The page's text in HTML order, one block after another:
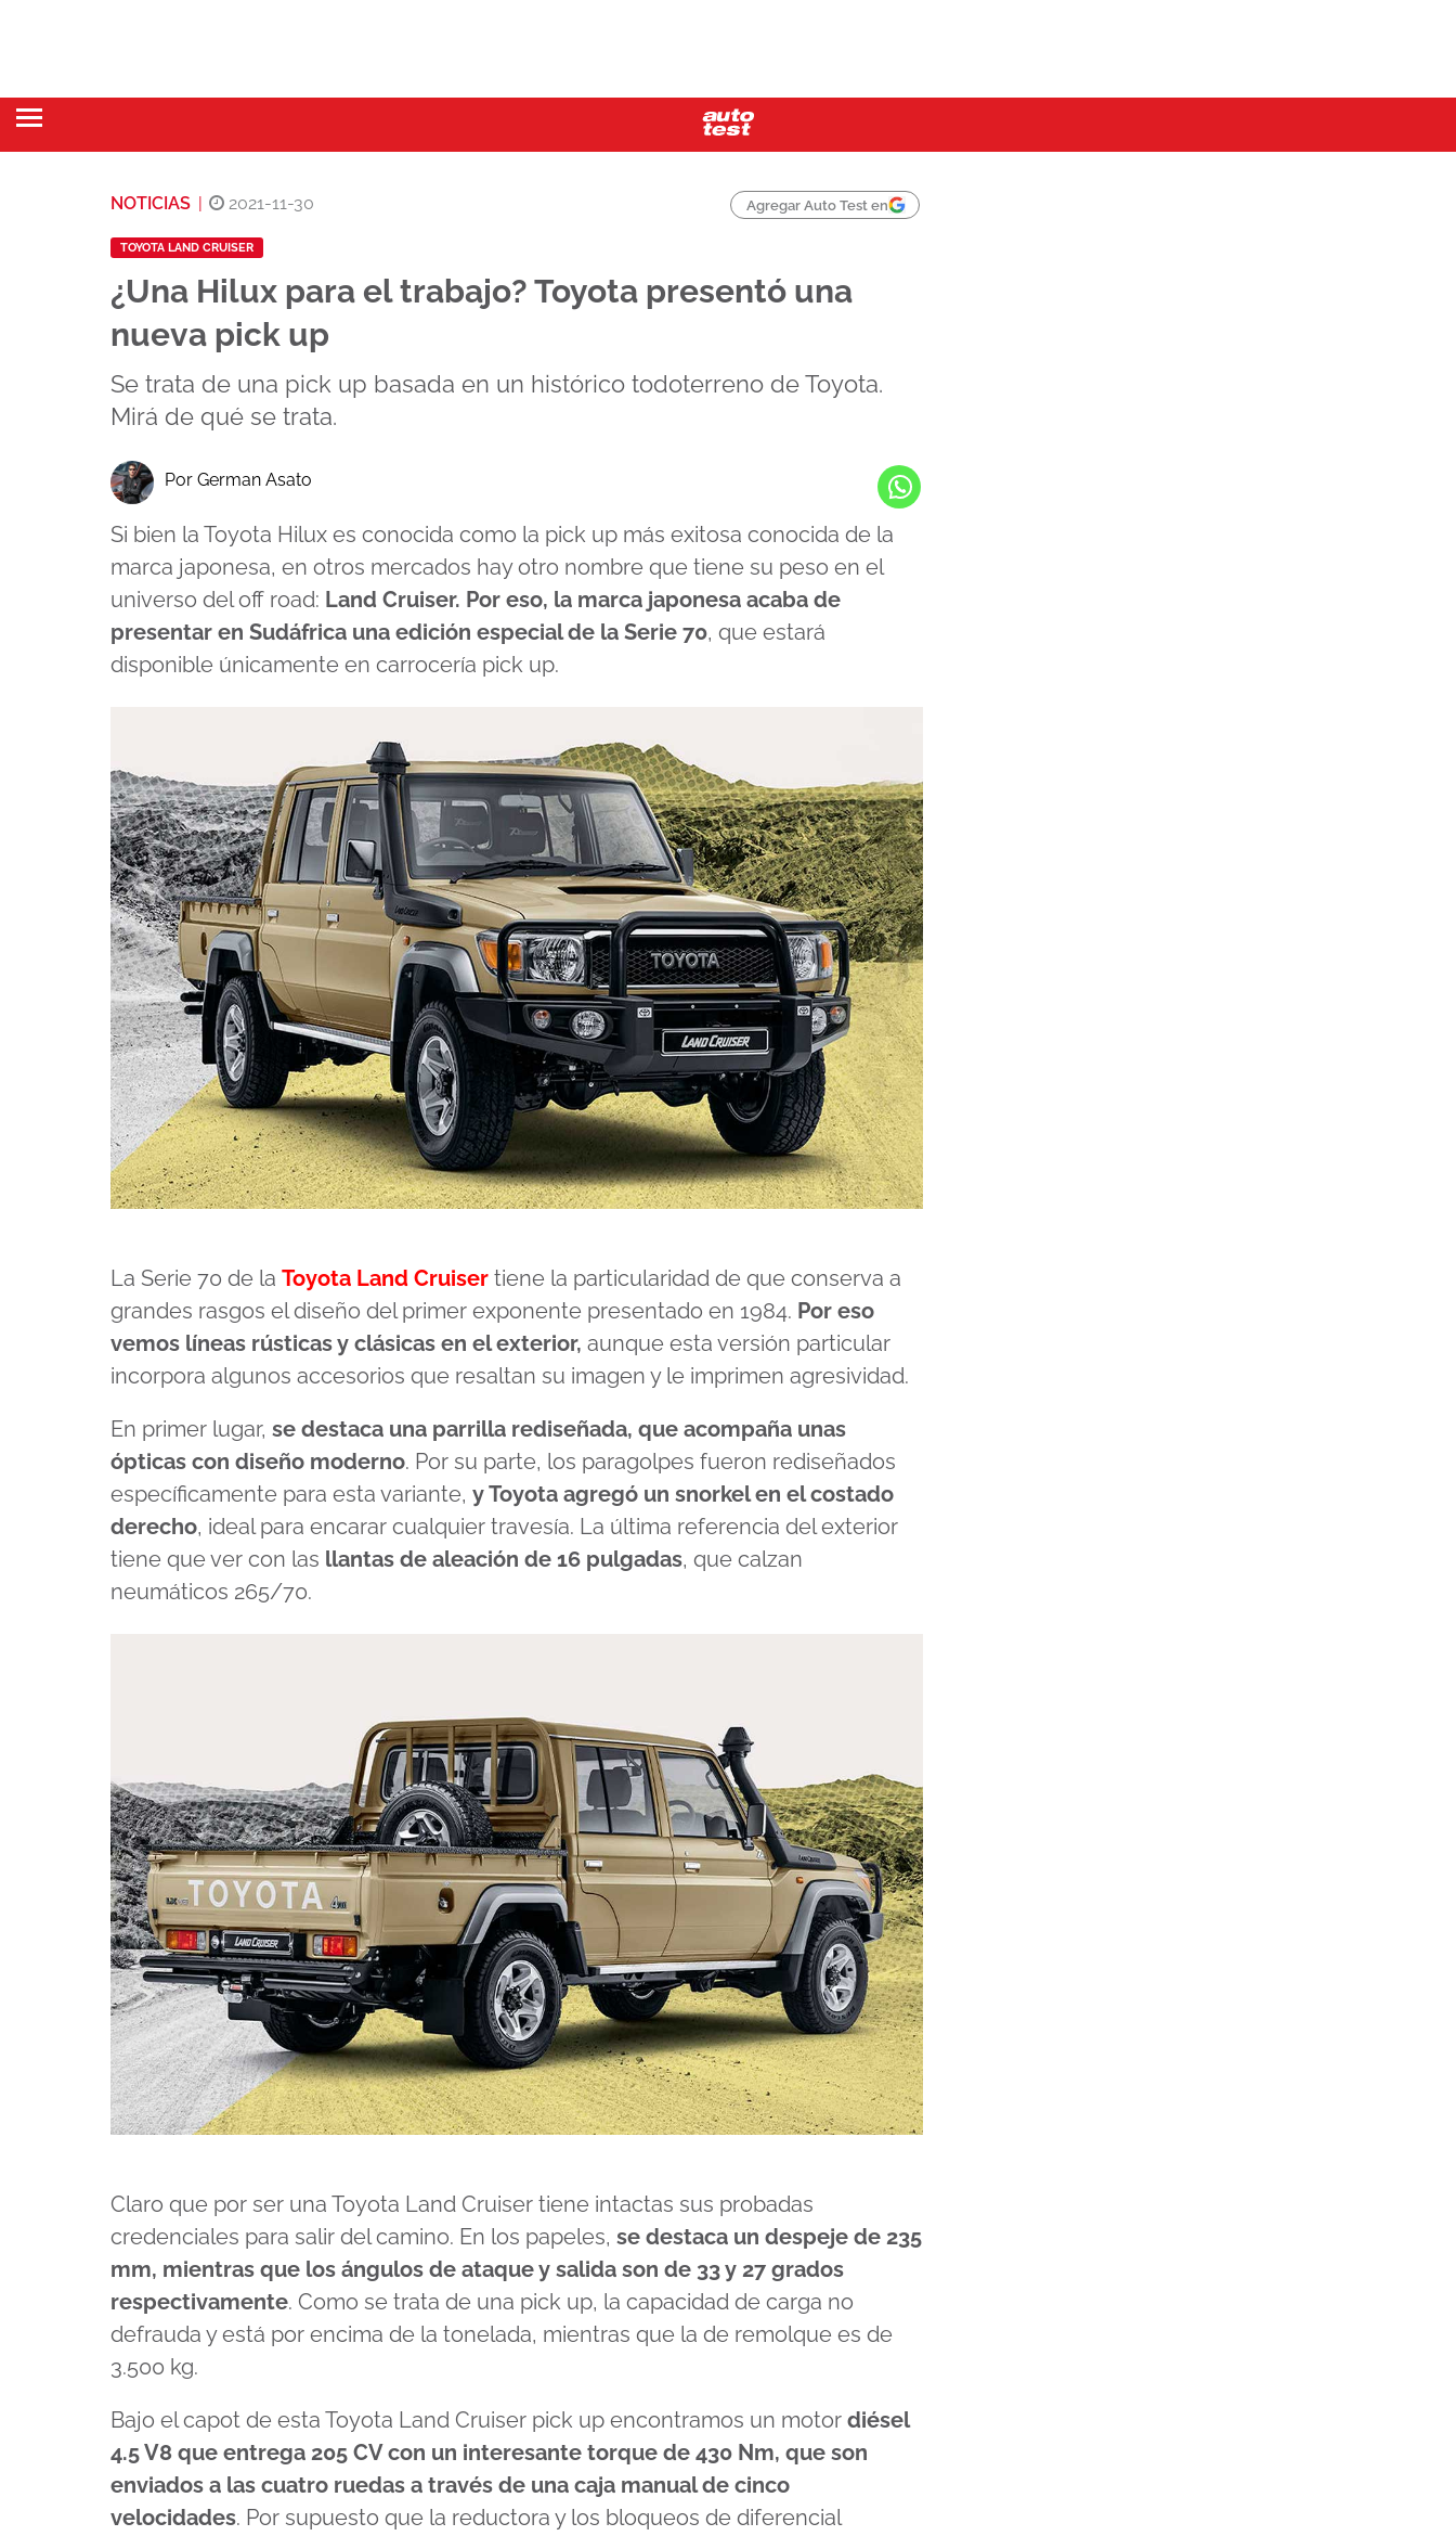
NOTICIAS 2021-11-30 Agregar Auto Test en
TOYOTA LAND CRUISER
¿Una Hilux para el trabajo? Toyota presentó una
nueva pick up
Se trata de una pick up basada en un histórico todoterreno de Toyota.
Mirá de qué se trata.
Por German Asato
Si bien la Toyota Hilux es conocida como la pick up más exitosa conocida de la
marca japonesa, en otros mercados hay otro nombre que tiene su peso en el
universo del off road: Land Cruiser. Por eso, la marca japonesa acaba de
presentar en Sudáfrica una edición especial de la Serie 70, que estará
disponible únicamente en carrocería pick up.
La Serie 70 de la Toyota Land Cruiser tiene la particularidad de que conserva a
grandes rasgos el diseño del primer exponente presentado en 1984. Por eso
vemos líneas rústicas y clásicas en el exterior, aunque esta versión particular
incorpora algunos accesorios que resaltan su imagen y le imprimen agresividad.
En primer lugar, se destaca una parrilla rediseñada, que acompaña unas
ópticas con diseño moderno. Por su parte, los paragolpes fueron rediseñados
específicamente para esta variante, y Toyota agregó un snorkel en el costado
derecho, ideal para encarar cualquier travesía. La última referencia del exterior
tiene que ver con las llantas de aleación de 16 pulgadas, que calzan
neumáticos 265/70.
Claro que por ser una Toyota Land Cruiser tiene intactas sus probadas
credenciales para salir del camino. En los papeles, se destaca un despeje de 235
mm, mientras que los ángulos de ataque y salida son de 33 y 27 grados
respectivamente. Como se trata de una pick up, la capacidad de carga no
defrauda y está por encima de la tonelada, mientras que la de remolque es de
3.500 kg.
Bajo el capot de esta Toyota Land Cruiser pick up encontramos un motor diésel
4.5 V8 que entrega 205 CV con un interesante torque de 430 Nm, que son
enviados a las cuatro ruedas a través de una caja manual de cinco
velocidades. Por supuesto que la reductora y los bloqueos de diferencial